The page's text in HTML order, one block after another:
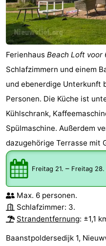
Ferienhaus Beach Loft voor
Schlafzimmern und einem
und ebenerdige Unterkunft
Personen. Die Küche ist
Kühlschrank,
Spülmaschine. Außerdem
dazugehörige Terrasse mit
Freitag 21. – Freitag
Max. 6 personen.
Schlafzimmer: 3.
Strandentfernung: ±1,1
Baanstpoldersedijk 1,